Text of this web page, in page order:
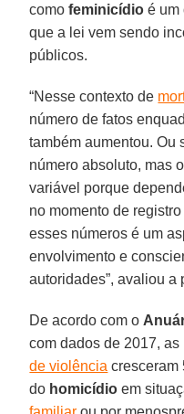
comofeminicídio é um
que a lei vem sendo
públicos.
“Nesse contexto de
número de fatos
também aumentou. Ou
número absoluto, mas
variável porque
no momento de
esses números é um
envolvimento e
autoridades”, avaliou a
De acordo com o
com dados de 2017, as
de violência cresceram
do homicídio em